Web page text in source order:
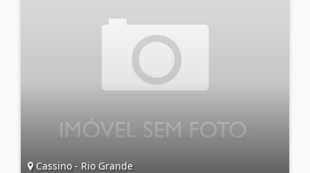
Cassino - Rio Grande